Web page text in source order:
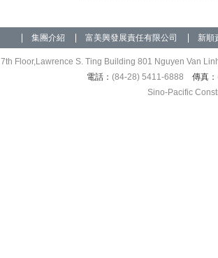
集團介紹 富美興發展責任有限公司 新順
7th Floor,Lawrence S. Ting Building 801 Nguyen Van
電話： (84-28) 5411-6888 傳真：
Sino-Pacific